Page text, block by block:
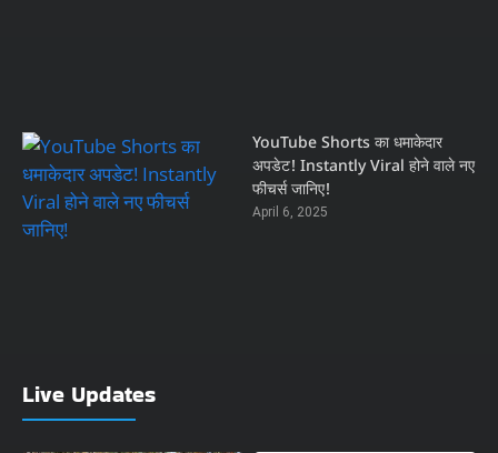
YouTube Shorts का धमाकेदार
अपडेट! Instantly Viral होने वाले नए
फीचर्स जानिए!
April 6, 2025
Live Updates